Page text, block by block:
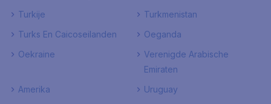
Turkije
Turkmenistan
Turks En Caicoseilanden
Oeganda
Oekraine
Verenigde Arabische
Emiraten
Amerika
Uruguay